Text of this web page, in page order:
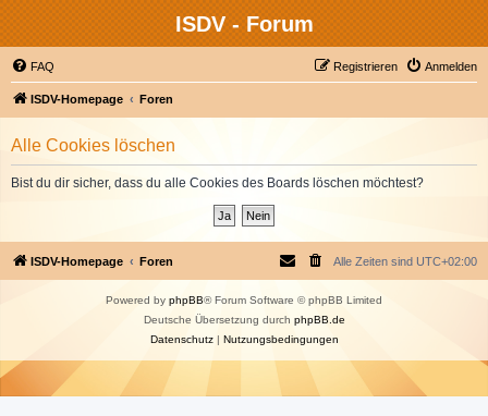
ISDV - Forum
FAQ Anmelden
Registrieren
ISDV-Homepage Foren
Alle Cookies löschen
Bist du dir sicher, dass du alle Cookies des Boards löschen möchtest?
ISDV-Homepage Foren Alle Zeiten sind UTC+02:00
Powered by phpBB® Forum Software © phpBB Limited
Deutsche Übersetzung durch phpBB.de
Datenschutz| Nutzungsbedingungen